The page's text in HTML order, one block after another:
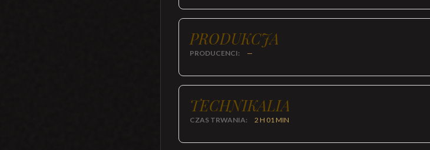
PRODUKCJA
PRODUCENCI: —
TECHNIKALIA
CZAS TRWANIA: 2 H 01 MIN